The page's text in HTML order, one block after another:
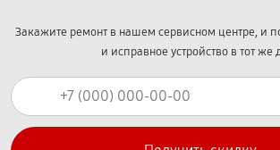
Закажите ремонт в нашем сервисном центре, и
и исправное устройство в тот же